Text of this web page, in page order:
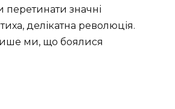
перетинати значні
делікатна революція.
ми, що боялися